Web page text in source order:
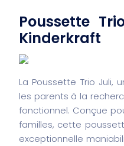
Poussette
Kinderkraft
La Poussette Trio Juli,
les parents à la
fonctionnel. Conçue
familles, cette
exceptionnelle